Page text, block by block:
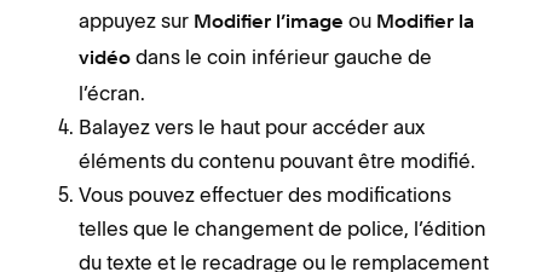
appuyez sur Modifier l’image ou Modifier la
vidéo dans le coin inférieur gauche de
l’écran.
Balayez vers le haut pour accéder aux
éléments du contenu pouvant être modifié.
Vous pouvez effectuer des modifications
telles que le changement de police, l’édition
du texte et le recadrage ou le remplacement